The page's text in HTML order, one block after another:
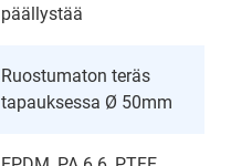
päällystää
Ruostumaton teräs
tapauksessa Ø 50mm